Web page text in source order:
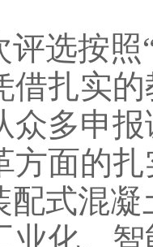
评选按照
借扎实
众多申
方面的
配式混
业化、